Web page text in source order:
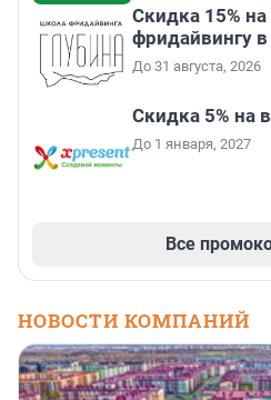
Скидка 15%
фридайвингу
До 31 августа, 2026
Скидка 5% на
До 1 января, 2027
Все
НОВОСТИ КОМПАНИЙ